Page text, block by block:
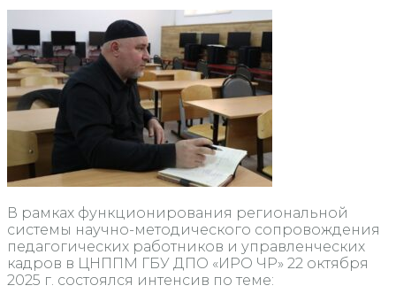
В рамках функционирования региональной
системы научно-методического сопровождения
педагогических работников и управленческих
кадров в ЦНППМ ГБУ ДПО «ИРО ЧР» 22 октября
2025 г. состоялся интенсив по теме: